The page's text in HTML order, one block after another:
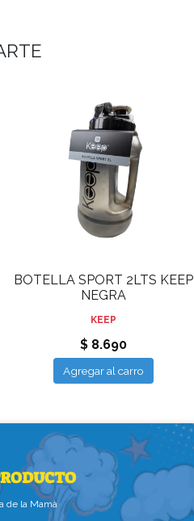
BOTELLA SPORT 2LTS KEEP
NEGRA
KEEP
$ 8.690
Agregar al carro
de la Mamà